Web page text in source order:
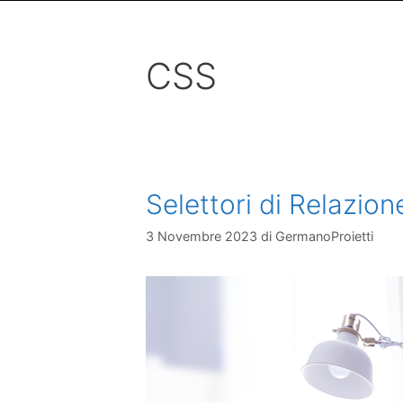
CSS
Selettori di
3 Novembre 2023 di GermanoProietti